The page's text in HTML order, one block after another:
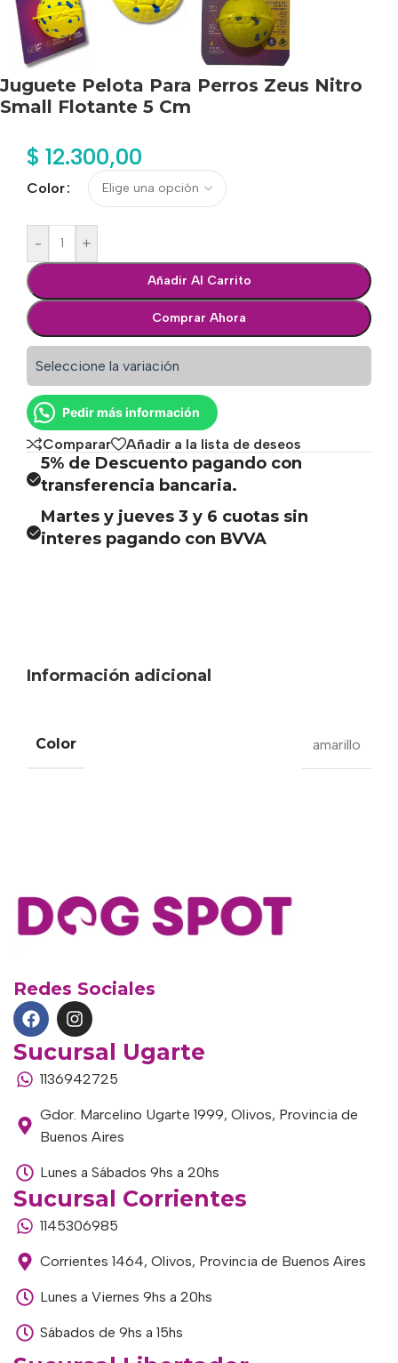
Juguete Pelota Para Perros Zeus Nitro
Small Flotante 5 Cm
$ 12.300,00
Color
- +
Añadir Al Carrito
Comprar Ahora
Seleccione la variación
Pedir más información
Comparar Añadir a la lista de deseos
5% de Descuento pagando con
transferencia bancaria.
Martes y jueves 3 y 6 cuotas sin
interes pagando con BVVA
Información adicional
Color amarillo
Redes Sociales
Sucursal Ugarte
1136942725
Gdor. Marcelino Ugarte 1999, Olivos, Provincia de
Buenos Aires
Lunes a Sábados 9hs a 20hs
Sucursal Corrientes
1145306985
Corrientes 1464, Olivos, Provincia de Buenos Aires
Lunes a Viernes 9hs a 20hs
Sábados de 9hs a 15hs